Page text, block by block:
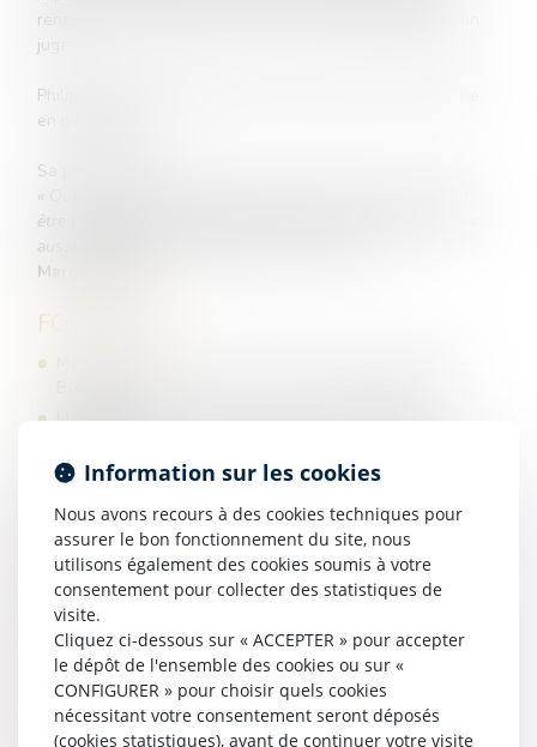
rencontrent, sans que celle-ci ne leur soit imposée par un
juge.
Philippe ROGER pratique le Ju-Jitsu, le tennis et la marche
en montagne.
Sa phrase fétiche :
« Que la force me soit donnée de supporter ce qui ne peut
être changé et le courage de changer ce qui peut l'être mais
aussi la sagesse de distinguer l'un de l'autre. »
Marc AURELE
FORMATION
Maîtrise de droit public des affaires – BORDEAUX -
BELGIQUE
Doctorat en droit – Université de POITIERS
CAPA (ECOA de POITIERS) – major de promotion
LANGUES
Français
Anglais
Espagnol
Information sur les cookies
Nous avons recours à des cookies techniques pour
assurer le bon fonctionnement du site, nous
utilisons également des cookies soumis à votre
consentement pour collecter des statistiques de
visite.
Cliquez ci-dessous sur « ACCEPTER » pour accepter
le dépôt de l'ensemble des cookies ou sur «
CONFIGURER » pour choisir quels cookies
nécessitant votre consentement seront déposés
(cookies statistiques), avant de continuer votre visite